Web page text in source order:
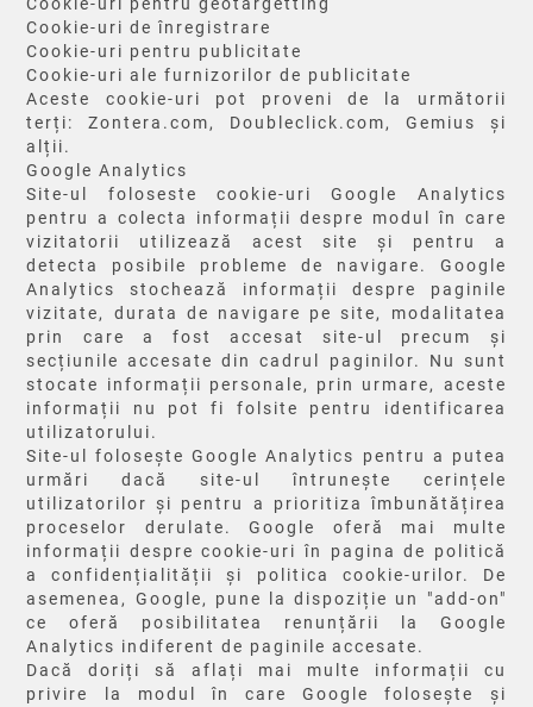
Cookie-uri de înregistrare
Cookie-uri pentru publicitate
Cookie-uri ale furnizorilor de publicitate
Aceste cookie-uri pot proveni de la următorii
terți: Zontera.com, Doubleclick.com, Gemius și
alții.
Google Analytics
Site-ul foloseste cookie-uri Google Analytics
pentru a colecta informații despre modul în care
vizitatorii utilizează acest site și pentru a
detecta posibile probleme de navigare. Google
Analytics stochează informații despre paginile
vizitate, durata de navigare pe site, modalitatea
prin care a fost accesat site-ul precum și
secțiunile accesate din cadrul paginilor. Nu sunt
stocate informații personale, prin urmare, aceste
informații nu pot fi folsite pentru identificarea
utilizatorului.
Site-ul folosește Google Analytics pentru a putea
urmări dacă site-ul întrunește cerințele
utilizatorilor și pentru a prioritiza îmbunătățirea
proceselor derulate. Google oferă mai multe
informații despre cookie-uri în pagina de politică
a confidențialității și politica cookie-urilor. De
asemenea, Google, pune la dispoziție un "add-on"
ce oferă posibilitatea renunțării la Google
Analytics indiferent de paginile accesate.
Dacă doriți să aflați mai multe informații cu
privire la modul în care Google folosește și